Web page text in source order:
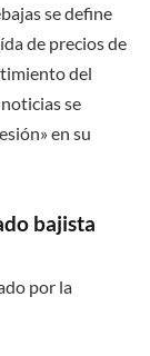
se define
de precios de
del
se
en su
bajista
por la